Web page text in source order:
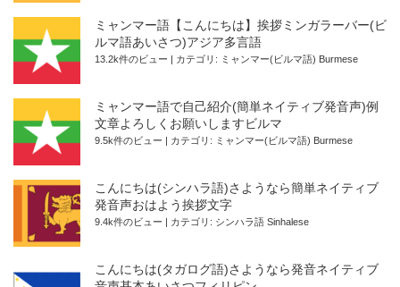
ミャンマー語【こんにちは】挨拶ミンガラーバー(ビ
ルマ語あいさつ)アジア多言語
13.2k件のビュー カテゴリ: ミャンマー(ビルマ語) Burmese
ミャンマー語で自己紹介(簡単ネイティブ発音声)例
文章よろしくお願いしますビルマ
9.5k件のビュー カテゴリ: ミャンマー(ビルマ語) Burmese
こんにちは(シンハラ語)さようなら簡単ネイティブ
発音声おはよう挨拶文字
9.4k件のビュー カテゴリ: シンハラ語 Sinhalese
こんにちは(タガログ語)さようなら発音ネイティブ